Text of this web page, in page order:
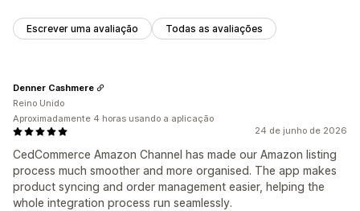
Escrever uma avaliação Todas as avaliações
24 de junho de 2026
CedCommerce Amazon Channel has made our Amazon listing
process much smoother and more organised. The app makes
product syncing and order management easier, helping the
whole integration process run seamlessly.
Denner Cashmere
Reino Unido
Aproximadamente 4 horas usando a aplicação